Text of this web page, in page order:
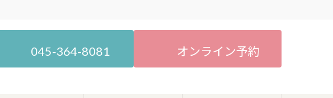
045-364-8081 オンライン予約